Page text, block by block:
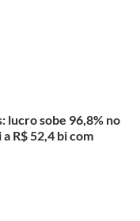
lucro sobe 96,8% no
a R$ 52,4 bi com